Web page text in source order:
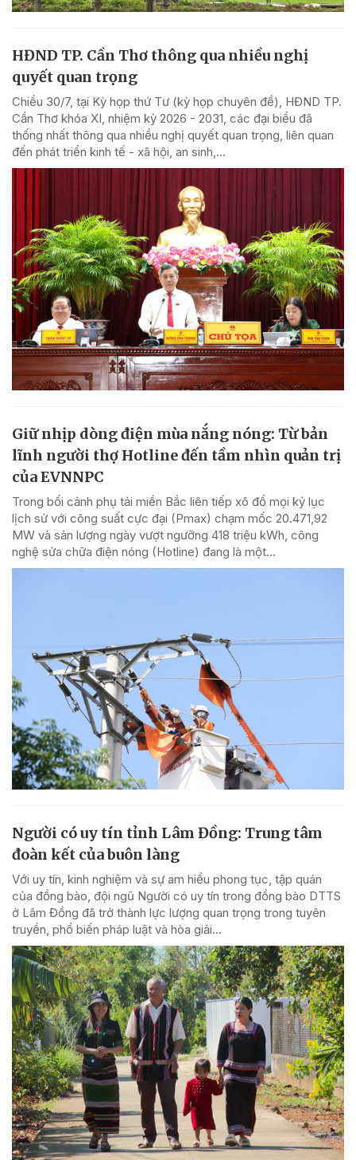
HĐND TP. Cần Thơ thông qua nhiều nghị
quyết quan trọng
Chiều 30/7, tại Kỳ họp thứ Tư (kỳ họp chuyên đề), HĐND TP.
Cần Thơ khóa XI, nhiệm kỳ 2026 - 2031, các đại biểu đã
thống nhất thông qua nhiều nghị quyết quan trọng, liên quan
đến phát triển kinh tế - xã hội, an sinh,...
Giữ nhịp dòng điện mùa nắng nóng: Từ bản
lĩnh người thợ Hotline đến tầm nhìn quản trị
của EVNNPC
Trong bối cảnh phụ tải miền Bắc liên tiếp xô đổ mọi kỷ lục
lịch sử với công suất cực đại (Pmax) chạm mốc 20.471,92
MW và sản lượng ngày vượt ngưỡng 418 triệu kWh, công
nghệ sửa chữa điện nóng (Hotline) đang là một...
Người có uy tín tỉnh Lâm Đồng: Trung tâm
đoàn kết của buôn làng
Với uy tín, kinh nghiệm và sự am hiểu phong tục, tập quán
của đồng bào, đội ngũ Người có uy tín trong đồng bào DTTS
ở Lâm Đồng đã trở thành lực lượng quan trọng trong tuyên
truyền, phổ biến pháp luật và hòa giải...